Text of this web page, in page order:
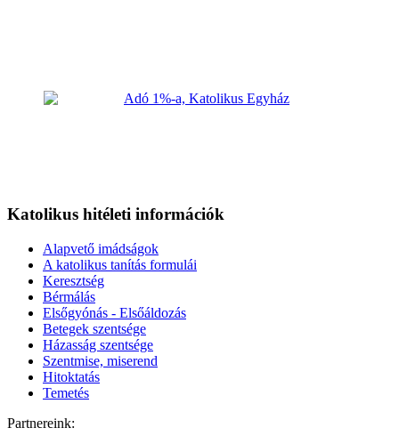
Katolikus hitéleti információk
Alapvető imádságok
A katolikus tanítás formulái
Keresztség
Bérmálás
Elsőgyónás - Elsőáldozás
Betegek szentsége
Házasság szentsége
Szentmise, miserend
Hitoktatás
Temetés
Partnereink: